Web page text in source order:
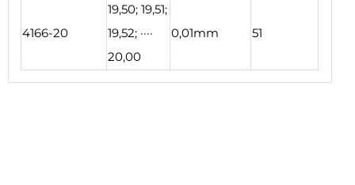
4166-20
19,50; 19,51;
19,52; ····
20,00
0,01mm 51